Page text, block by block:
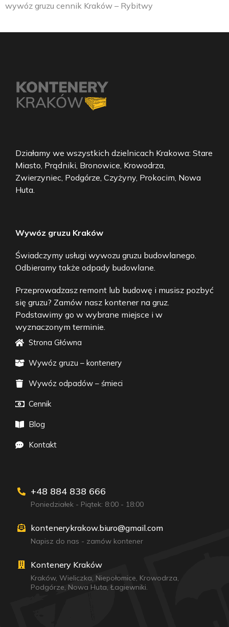
wywóz gruzu cennik Kraków – Rybitwy
Działamy we wszystkich dzielnicach Krakowa: Stare
Miasto, Prądniki, Bronowice, Krowodrza,
Zwierzyniec, Podgórze, Czyżyny, Prokocim, Nowa
Huta.
Wywóz gruzu Kraków
Świadczymy usługi wywozu gruzu budowlanego.
Odbieramy także odpady budowlane.
Przeprowadzasz remont lub budowę i musisz pozbyć
się gruzu? Zamów nasz kontener na gruz.
Podstawimy go w wybrane miejsce i w
wyznaczonym terminie.
Strona Główna
Wywóz gruzu – kontenery
Wywóz odpadów – śmieci
Cennik
Blog
Kontakt
+48 884 838 666
Poniedziałek - Piątek: 8:00 - 18:00
kontenerykrakow.biuro@gmail.com
Napisz do nas - zamów kontener
Kontenery Kraków
Kraków, Wieliczka, Niepołomice, Krowodrza,
Podgórze, Nowa Huta, Łagiewniki.